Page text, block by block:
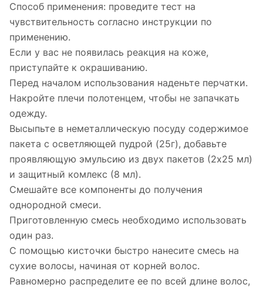
Способ применения: проведите тест на
чувствительность согласно инструкции по
применению.
Если у вас не появилась реакция на коже,
приступайте к окрашиванию.
Перед началом использования наденьте перчатки.
Накройте плечи полотенцем, чтобы не запачкать
одежду.
Высыпьте в неметаллическую посуду содержимое
пакета с осветляющей пудрой (25г), добавьте
проявляющую эмульсию из двух пакетов (2х25 мл)
и защитный комлекс (8 мл).
Смешайте все компоненты до получения
однородной смеси.
Приготовленную смесь необходимо использовать
один раз.
С помощью кисточки быстро нанесите смесь на
сухие волосы, начиная от корней волос.
Равномерно распределите ее по всей длине волос,